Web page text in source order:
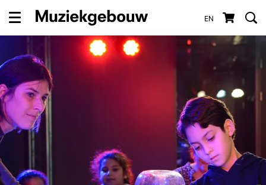
EN
Menu